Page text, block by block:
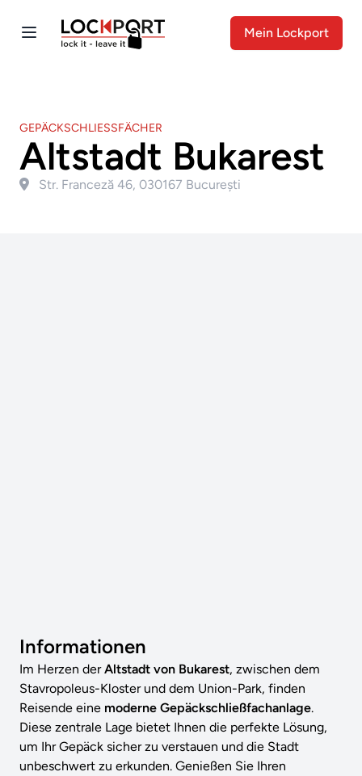
Mein Lockport
GEPÄCKSCHLIESSFÄCHER
Altstadt Bukarest
Str. Franceză 46, 030167 București
Informationen
Im Herzen derAltstadt von Bukarest, zwischen dem
Stavropoleus-Kloster und dem Union-Park, finden
Reisende eine moderne Gepäckschließfachanlage.
Diese zentrale Lage bietet Ihnen die perfekte Lösung,
um Ihr Gepäck sicher zu verstauen und die Stadt
unbeschwert zu erkunden. Genießen Sie Ihren